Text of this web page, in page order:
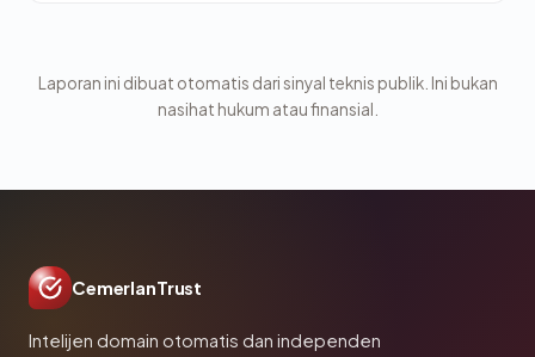
Laporan ini dibuat otomatis dari sinyal teknis publik. Ini bukan
nasihat hukum atau finansial.
CemerlanTrust
Intelijen domain otomatis dan independen